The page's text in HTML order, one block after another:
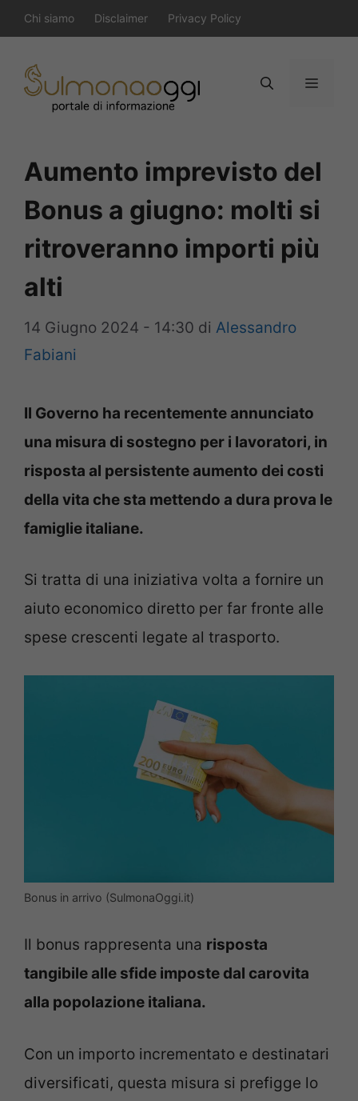
al
contenuto
Chi siamo Disclaimer Privacy Policy
Menu
Aumento imprevisto del
Bonus a giugno: molti si
ritroveranno importi più
alti
14 Giugno 2024 - 14:30 di Alessandro
Fabiani
Il Governo ha recentemente annunciato
una misura di sostegno per i lavoratori, in
risposta al persistente aumento dei costi
della vita che sta mettendo a dura prova le
famiglie italiane.
Si tratta di una iniziativa volta a fornire un
aiuto economico diretto per far fronte alle
spese crescenti legate al trasporto.
Bonus in arrivo (SulmonaOggi.it)
Il bonus rappresenta una risposta
tangibile alle sfide imposte dal carovita
alla popolazione italiana.
Con un importo incrementato e destinatari
diversificati, questa misura si prefigge lo